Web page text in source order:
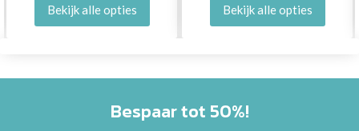
Bekijk alle opties Bekijk alle opties
Bespaar tot 50%!